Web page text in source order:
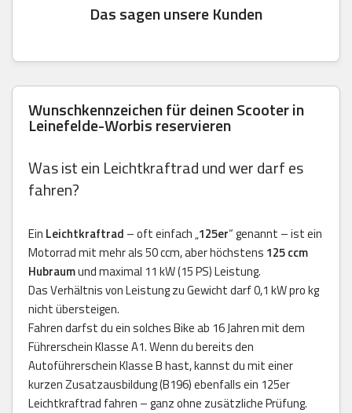
Das sagen unsere Kunden
Wunschkennzeichen für deinen Scooter in
Leinefelde-Worbis reservieren
Was ist ein Leichtkraftrad und wer darf es
fahren?
Ein Leichtkraftrad – oft einfach „125er“ genannt – ist ein
Motorrad mit mehr als 50 ccm, aber höchstens 125 ccm
Hubraumund maximal 11 kW (15 PS) Leistung.
Das Verhältnis von Leistung zu Gewicht darf 0,1 kW pro kg
nicht übersteigen.
Fahren darfst du ein solches Bike ab 16 Jahren mit dem
Führerschein Klasse A1. Wenn du bereits den
Autoführerschein Klasse B hast, kannst du mit einer
kurzen Zusatzausbildung (B196) ebenfalls ein 125er
Leichtkraftrad fahren – ganz ohne zusätzliche Prüfung.